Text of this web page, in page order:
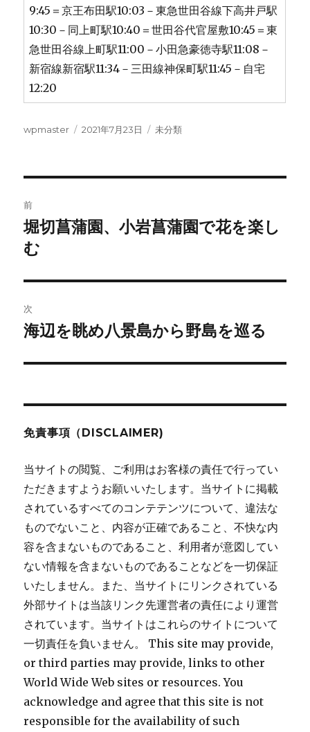
9:45＝京王布田駅10:03－東急世田谷線下高井戸駅
10:30－同上町駅10:40＝世田谷代官屋敷10:45＝東
急世田谷線上町駅11:00－小田急豪徳寺駅11:08－
新宿線新宿駅11:34－三田線神保町駅11:45－自宅
12:20
投
wpmaster
投
2021年7月23日
カ
未分類
稿
ナ
ビ
ゲ
ー
シ
ン
前
前
の
稿:
堀切菖蒲園、小岩菖蒲園で花を楽し
む
次
次
投
海辺を眺め八景島から野島を巡る
免責事項（DISCLAIMER)
当サイトの閲覧、ご利用はお客様の責任で行ってい
ただきますようお願いいたします。当サイトに掲載
されているすべてのコンテテンツについて、違法な
ものでないこと、内容が正確であること、不快な内
容を含まないものであること、利用者が意図してい
ない情報を含まないものであることなどを一切保証
いたしません。また、当サイトにリンクされている
外部サイトは当該リンク先運営者の責任により運営
されています。当サイトはこれらのサイトについて
一切責任を負いません。 This site may provide,
or third parties may provide, links to other
World Wide Web sites or resources. You
acknowledge and agree that this site is not
responsible for the availability of such